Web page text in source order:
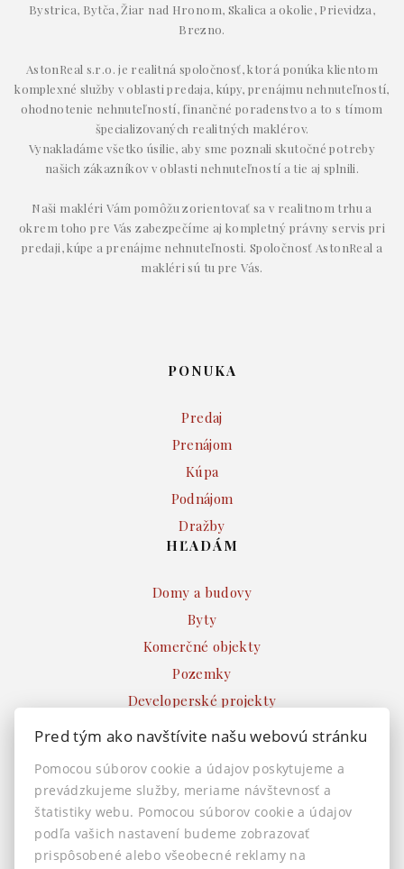
Bystrica, Bytča, Žiar nad Hronom, Skalica a okolie, Prievidza,
Brezno.
AstonReal s.r.o. je realitná spoločnosť, ktorá ponúka klientom
komplexné služby v oblasti predaja, kúpy, prenájmu nehnuteľností,
ohodnotenie nehnuteľností, finančné poradenstvo a to s tímom
špecializovaných realitných maklérov.
Vynakladáme všetko úsilie, aby sme poznali skutočné potreby
našich zákazníkov v oblasti nehnuteľností a tie aj splnili.
Naši makléri Vám pomôžu zorientovať sa v realitnom trhu a
okrem toho pre Vás zabezpečíme aj kompletný právny servis pri
predaji, kúpe a prenájme nehnuteľnosti. Spoločnosť AstonReal a
makléri sú tu pre Vás.
PONUKA
Predaj
Prenájom
Kúpa
Podnájom
Dražby
HĽADÁM
Domy a budovy
Byty
Komerčné objekty
Pozemky
Developerské projekty
Ostatné
INFO
Makléri
Napíšte nám
Kontakt
Pred tým ako navštívite našu webovú stránku
Pomocou súborov cookie a údajov poskytujeme a
prevádzkujeme služby, meriame návštevnosť a
štatistiky webu. Pomocou súborov cookie a údajov
podľa vašich nastavení budeme zobrazovať
prispôsobené alebo všeobecné reklamy na